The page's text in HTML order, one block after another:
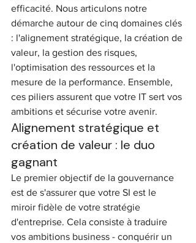
efficacité. Nous articulons notre
démarche autour de cinq domaines clés
: l'alignement stratégique, la création de
valeur, la gestion des risques,
l'optimisation des ressources et la
mesure de la performance. Ensemble,
ces piliers assurent que votre IT sert vos
ambitions et sécurise votre avenir.
Alignement stratégique et
création de valeur : le duo
gagnant
Le premier objectif de la gouvernance
est de s'assurer que votre SI est le
miroir fidèle de votre stratégie
d'entreprise. Cela consiste à traduire
vos ambitions business - conquérir un